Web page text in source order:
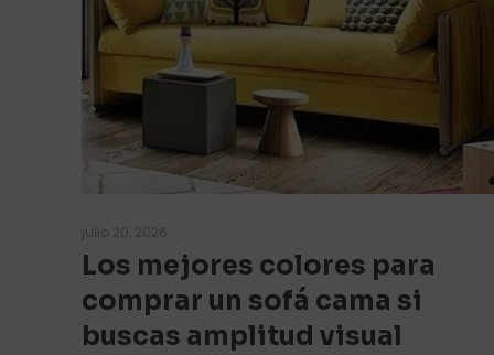
julio 20, 2026
Los mejores colores para
comprar un sofá cama si
buscas amplitud visual